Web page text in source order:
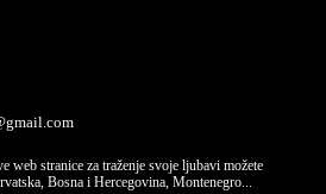
web stranice za traženje svoje ljubavi možete
Bosna i Hercegovina, Montenegro...